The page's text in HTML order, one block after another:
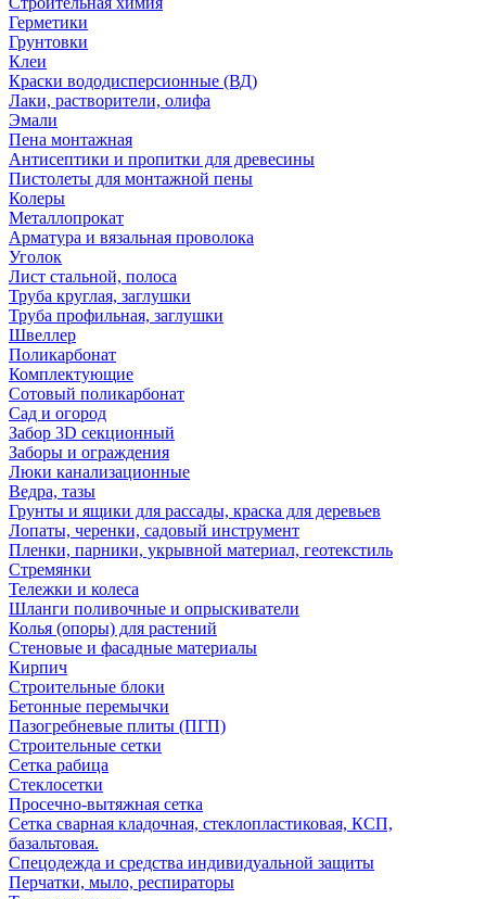
Герметики
Грунтовки
Клеи
Краски вододисперсионные (ВД)
Лаки, растворители, олифа
Эмали
Пена монтажная
Антисептики и пропитки для древесины
Пистолеты для монтажной пены
Колеры
Металлопрокат
Арматура и вязальная проволока
Уголок
Лист стальной, полоса
Труба круглая, заглушки
Труба профильная, заглушки
Швеллер
Поликарбонат
Комплектующие
Сотовый поликарбонат
Сад и огород
Забор 3D секционный
Заборы и ограждения
Люки канализационные
Ведра, тазы
Грунты и ящики для рассады, краска для деревьев
Лопаты, черенки, садовый инструмент
Пленки, парники, укрывной материал, геотекстиль
Стремянки
Тележки и колеса
Шланги поливочные и опрыскиватели
Колья (опоры) для растений
Стеновые и фасадные материалы
Кирпич
Строительные блоки
Бетонные перемычки
Пазогребневые плиты (ПГП)
Строительные сетки
Сетка рабица
Стеклосетки
Просечно-вытяжная сетка
Сетка сварная кладочная, стеклопластиковая, КСП,
базальтовая.
Спецодежда и средства индивидуальной защиты
Перчатки, мыло, респираторы